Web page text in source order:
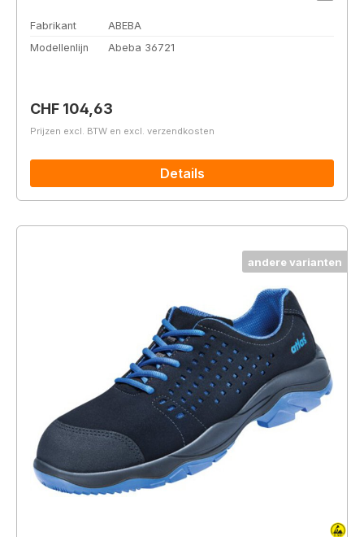
Fabrikant
ABEBA
Modellenlijn
Abeba 36721
Normale prijs:
CHF 104,63
Prijzen excl. BTW en excl. verzendkosten
Details
andere varianten